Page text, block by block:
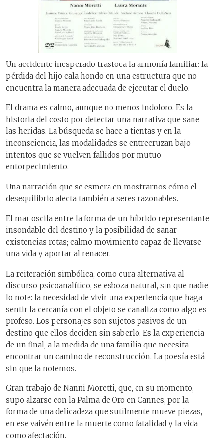
Un accidente inesperado trastoca la armonía familiar: la
pérdida del hijo cala hondo en una estructura que no
encuentra la manera adecuada de ejecutar el duelo.
El drama es calmo, aunque no menos indoloro. Es la
historia del costo por detectar una narrativa que sane
las heridas. La búsqueda se hace a tientas y en la
inconsciencia, las modalidades se entrecruzan bajo
intentos que se vuelven fallidos por mutuo
entorpecimiento.
Una narración que se esmera en mostrarnos cómo el
desequilibrio afecta también a seres razonables.
El mar oscila entre la forma de un híbrido representante
insondable del destino y la posibilidad de sanar
existencias rotas; calmo movimiento capaz de llevarse
una vida y aportar al renacer.
La reiteración simbólica, como cura alternativa al
discurso psicoanalítico, se esboza natural, sin que nadie
lo note: la necesidad de vivir una experiencia que haga
sentir la cercanía con el objeto se canaliza como algo es
profeso. Los personajes son sujetos pasivos de un
destino que ellos deciden sin saberlo. Es la experiencia
de un final, a la medida de una familia que necesita
encontrar un camino de reconstrucción. La poesía está
sin que la notemos.
Gran trabajo de Nanni Moretti, que, en su momento,
supo alzarse con la Palma de Oro en Cannes, por la
forma de una delicadeza que sutilmente mueve piezas,
en ese vaivén entre la muerte como fatalidad y la vida
como afectación.